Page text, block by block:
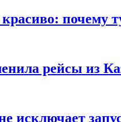
красиво: почему
рейсы из
исключает